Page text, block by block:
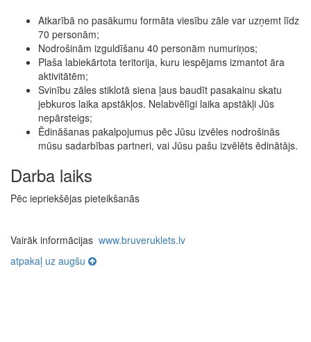
Atkarībā no pasākumu formāta viesību zāle var uzņemt līdz
70 personām;
Nodrošinām izguldīšanu 40 personām numuriņos;
Plaša labiekārtota teritorija, kuru iespējams izmantot āra
aktivitātēm;
Svinību zāles stiklotā siena ļaus baudīt pasakainu skatu
jebkuros laika apstākļos. Nelabvēlīgi laika apstākļi Jūs
nepārsteigs;
Ēdināšanas pakalpojumus pēc Jūsu izvēles nodrošinās
mūsu sadarbības partneri, vai Jūsu pašu izvēlēts ēdinātājs.
Darba laiks
Pēc iepriekšējas pieteikšanās
Vairāk informācijas www.bruveruklets.lv
atpakaļ uz augšu